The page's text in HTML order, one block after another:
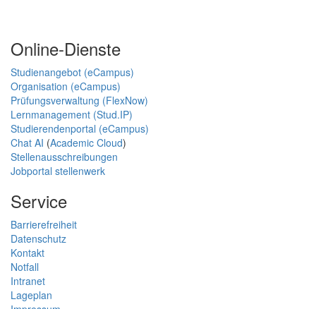
Online-Dienste
Studienangebot (eCampus)
Organisation (eCampus)
Prüfungsverwaltung (FlexNow)
Lernmanagement (Stud.IP)
Studierendenportal (eCampus)
Chat AI (Academic Cloud)
Stellenausschreibungen
Jobportal stellenwerk
Service
Barrierefreiheit
Datenschutz
Kontakt
Notfall
Intranet
Lageplan